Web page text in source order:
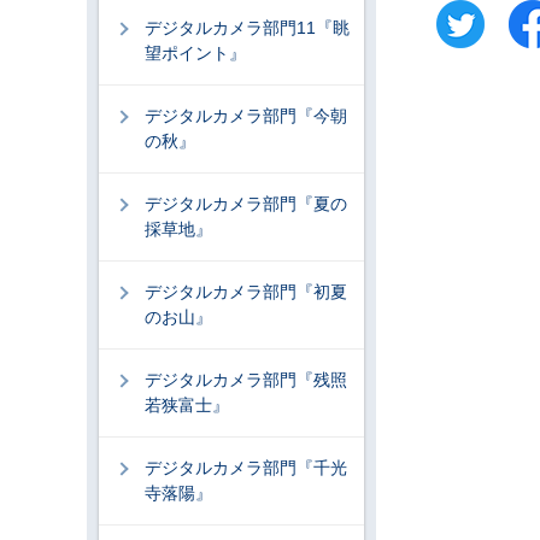
デジタルカメラ部門11『眺
望ポイント』
デジタルカメラ部門『今朝
の秋』
デジタルカメラ部門『夏の
採草地』
デジタルカメラ部門『初夏
のお山』
デジタルカメラ部門『残照
若狭富士』
デジタルカメラ部門『千光
寺落陽』